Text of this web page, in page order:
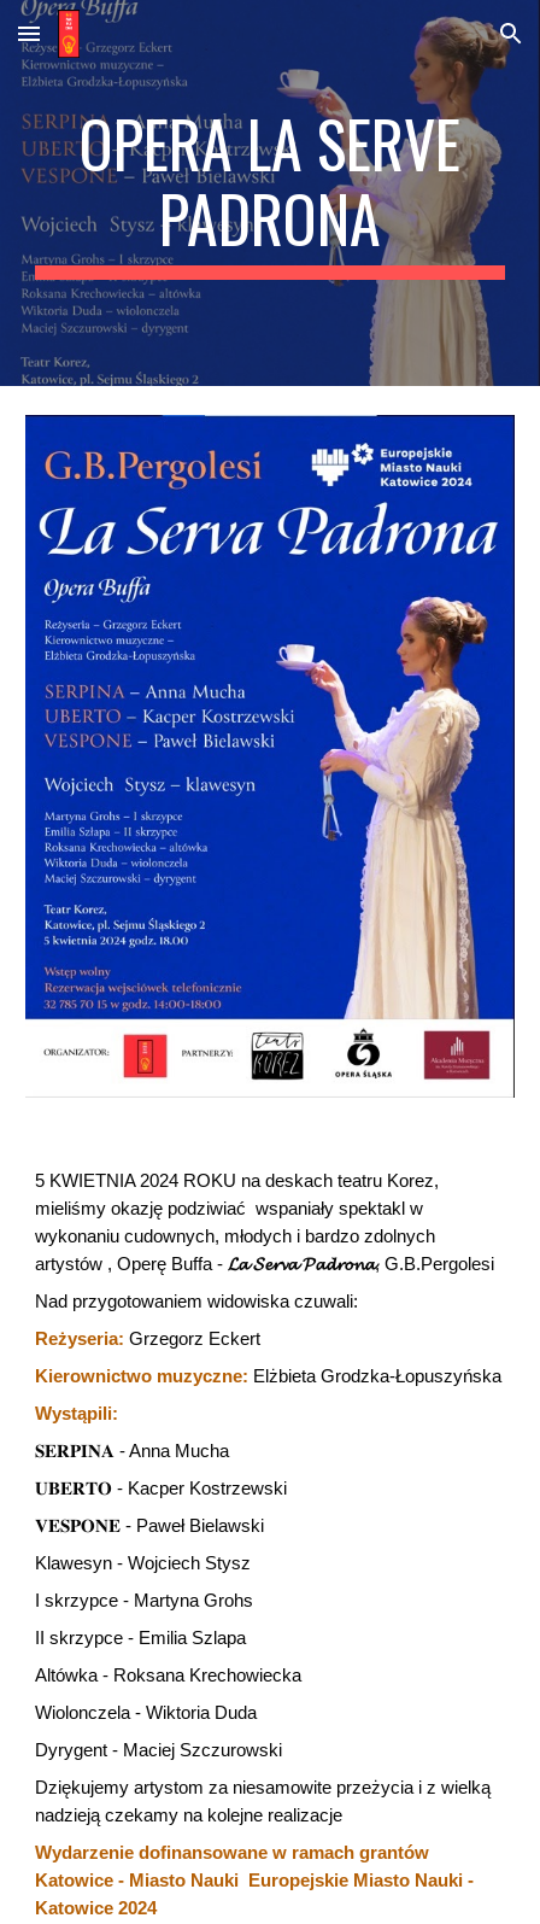
Skip to main content Skip to navigation
OPERA LA SERVE
PADRONA
5 KWIETNIA 2024 ROKU na deskach teatru Korez,
mieliśmy okazję podziwiać wspaniały spektakl w
wykonaniu cudownych, młodych i bardzo zdolnych
artystów , Operę Buffa - 𝓛𝓪 𝓢𝓮𝓻𝓿𝓪 𝓟𝓪𝓭𝓻𝓸𝓷𝓪, G.B.Pergolesi
Nad przygotowaniem widowiska czuwali:
Reżyseria: Grzegorz Eckert
Kierownictwo muzyczne: Elżbieta Grodzka-Łopuszyńska
Wystąpili:
𝐒𝐄𝐑𝐏𝐈𝐍𝐀 - Anna Mucha
𝐔𝐁𝐄𝐑𝐓𝐎 - Kacper Kostrzewski
𝐕𝐄𝐒𝐏𝐎𝐍𝐄 - Paweł Bielawski
Klawesyn - Wojciech Stysz
I skrzypce - Martyna Grohs
II skrzypce - Emilia Szlapa
Altówka - Roksana Krechowiecka
Wiolonczela - Wiktoria Duda
Dyrygent - Maciej Szczurowski
Dziękujemy artystom za niesamowite przeżycia i z wielką
nadzieją czekamy na kolejne realizacje
Wydarzenie dofinansowane w ramach grantów
Katowice - Miasto Nauki Europejskie Miasto Nauki -
Katowice 2024